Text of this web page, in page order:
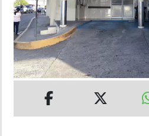
MULTIMEDIA
IMPRESO